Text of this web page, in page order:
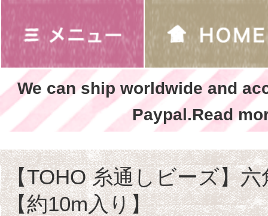
We can ship worldwide and
Paypal.Read
【TOHO 糸通しビーズ】
【約10m入り】